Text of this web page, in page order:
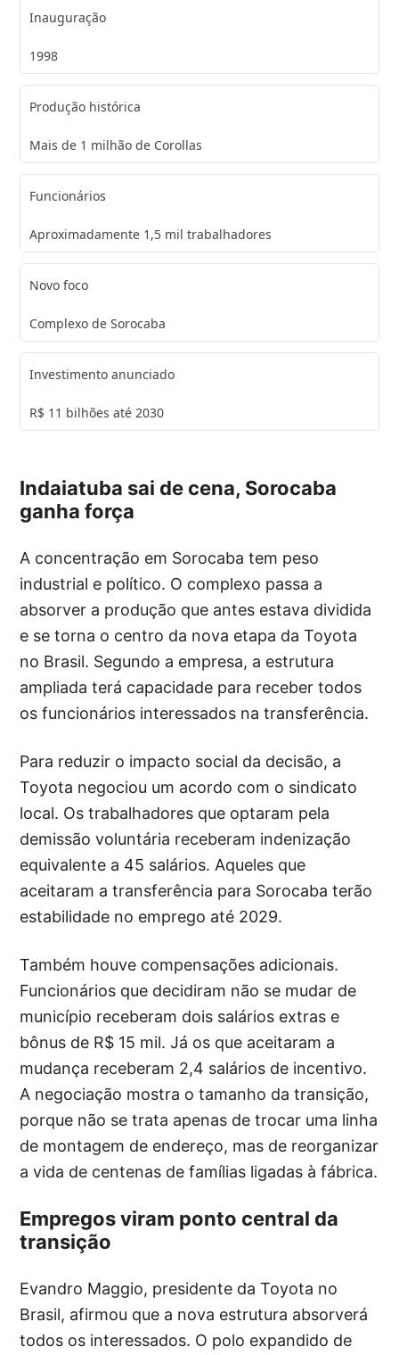
Inauguração
1998
Produção histórica
Mais de 1 milhão de Corollas
Funcionários
Aproximadamente 1,5 mil trabalhadores
Novo foco
Complexo de Sorocaba
Investimento anunciado
R$ 11 bilhões até 2030
Indaiatuba sai de cena, Sorocaba
ganha força
A concentração em Sorocaba tem peso
industrial e político. O complexo passa a
absorver a produção que antes estava dividida
e se torna o centro da nova etapa da Toyota
no Brasil. Segundo a empresa, a estrutura
ampliada terá capacidade para receber todos
os funcionários interessados na transferência.
Para reduzir o impacto social da decisão, a
Toyota negociou um acordo com o sindicato
local. Os trabalhadores que optaram pela
demissão voluntária receberam indenização
equivalente a 45 salários. Aqueles que
aceitaram a transferência para Sorocaba terão
estabilidade no emprego até 2029.
Também houve compensações adicionais.
Funcionários que decidiram não se mudar de
município receberam dois salários extras e
bônus de R$ 15 mil. Já os que aceitaram a
mudança receberam 2,4 salários de incentivo.
A negociação mostra o tamanho da transição,
porque não se trata apenas de trocar uma linha
de montagem de endereço, mas de reorganizar
a vida de centenas de famílias ligadas à fábrica.
Empregos viram ponto central da
transição
Evandro Maggio, presidente da Toyota no
Brasil, afirmou que a nova estrutura absorverá
todos os interessados. O polo expandido de